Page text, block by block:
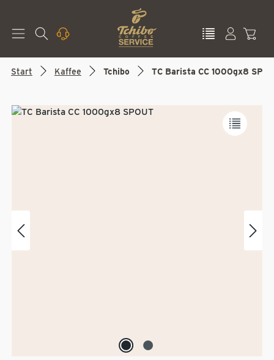
Start Kaffee Tchibo TC Barista CC 1000gx8
Bildergalerie überspringen